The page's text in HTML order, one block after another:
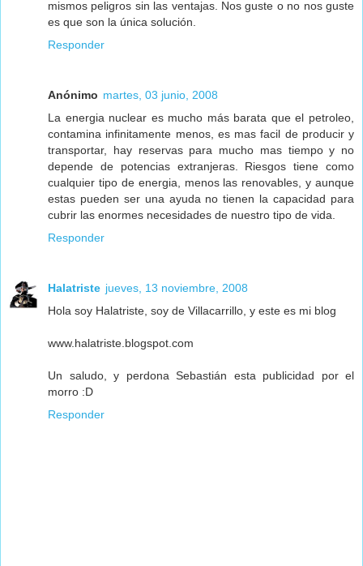
mismos peligros sin las ventajas. Nos guste o no nos guste
es que son la única solución.
Responder
Anónimo martes, 03 junio, 2008
La energia nuclear es mucho más barata que el petroleo,
contamina infinitamente menos, es mas facil de producir y
transportar, hay reservas para mucho mas tiempo y no
depende de potencias extranjeras. Riesgos tiene como
cualquier tipo de energia, menos las renovables, y aunque
estas pueden ser una ayuda no tienen la capacidad para
cubrir las enormes necesidades de nuestro tipo de vida.
Responder
Halatriste jueves, 13 noviembre, 2008
Hola soy Halatriste, soy de Villacarrillo, y este es mi blog
www.halatriste.blogspot.com
Un saludo, y perdona Sebastián esta publicidad por el
morro :D
Responder